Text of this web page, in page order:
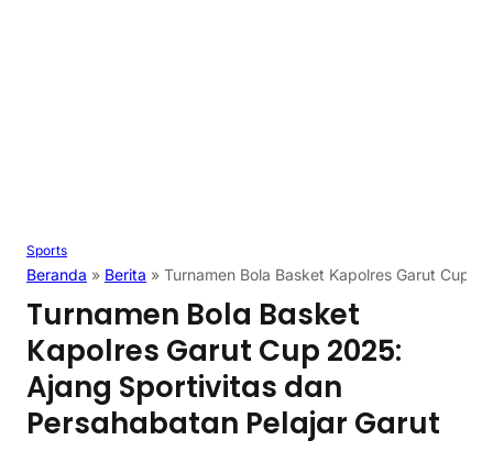
Sports
Beranda » Berita » Turnamen Bola Basket Kapolres Garut Cup
Turnamen Bola Basket
Kapolres Garut Cup 2025:
Ajang Sportivitas dan
Persahabatan Pelajar Garut